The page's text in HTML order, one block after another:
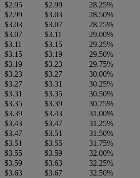
$2.95
$2.99
28.25%
$2.99
$3.03
28.50%
$3.03
$3.07
28.75%
$3.07
$3.11
29.00%
$3.11
$3.15
29.25%
$3.15
$3.19
29.50%
$3.19
$3.23
29.75%
$3.23
$3.27
30.00%
$3.27
$3.31
30.25%
$3.31
$3.35
30.50%
$3.35
$3.39
30.75%
$3.39
$3.43
31.00%
$3.43
$3.47
31.25%
$3.47
$3.51
31.50%
$3.51
$3.55
31.75%
$3.55
$3.59
32.00%
$3.59
$3.63
32.25%
$3.63
$3.67
32.50%